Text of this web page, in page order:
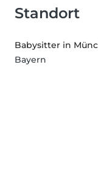
Standort
Babysitter in
Bayern